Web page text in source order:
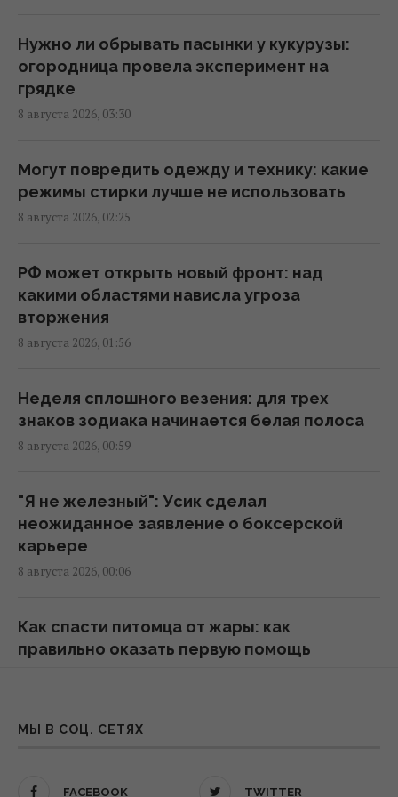
Мелони отреагировала на требование
Испании о проведении пограничных
проверок в Шенгенской зоне
02:23 суббота, 08 августа 2026
Солнечная электростанция перегородила
привычные маршруты животных: они
нашли выход
Саудовская Аравия, Пакистан и Турция
заключили соглашение о взаимной
обороне, – Reuters
Эксперты назвали 10 фактов о Праге,
которые стоит знать перед поездкой
Россия предлагает иностранным
заказчикам новую ракету для Су-57, – СМИ
00:32 суббота, 08 августа 2026
Старый монитор еще рано выбрасывать:
как использовать его повторно с пользой
Ученые нашли молоток из слоновьей кости
Нужно ли обрывать пасынки у кукурузы:
огородница провела эксперимент на
грядке
8 августа 2026, 03:30
Могут повредить одежду и технику: какие
режимы стирки лучше не использовать
8 августа 2026, 02:25
РФ может открыть новый фронт: над
какими областями нависла угроза
вторжения
8 августа 2026, 01:56
Неделя сплошного везения: для трех
знаков зодиака начинается белая полоса
8 августа 2026, 00:59
"Я не железный": Усик сделал
неожиданное заявление о боксерской
карьере
8 августа 2026, 00:06
Как спасти питомца от жары: как
правильно оказать первую помощь
Путин нашел "безопасную зону" и
МЫ В СОЦ. СЕТЯХ
FACEBOOK TWITTER